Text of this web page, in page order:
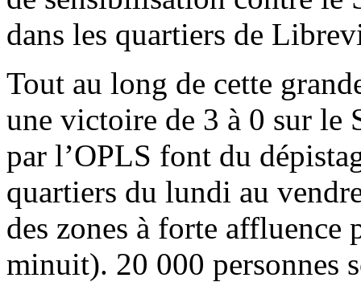
dans les quartiers de
Tout au long de cette
une victoire de 3 à 0 sur le
par l’OPLS font du
quartiers du lundi au
des zones à forte affluence
minuit). 20 000 personnes